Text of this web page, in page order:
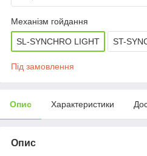
Механізм гойдання
SL-SYNCHRO LIGHT ST-
Під замовлення
Опис Характеристики
Опис